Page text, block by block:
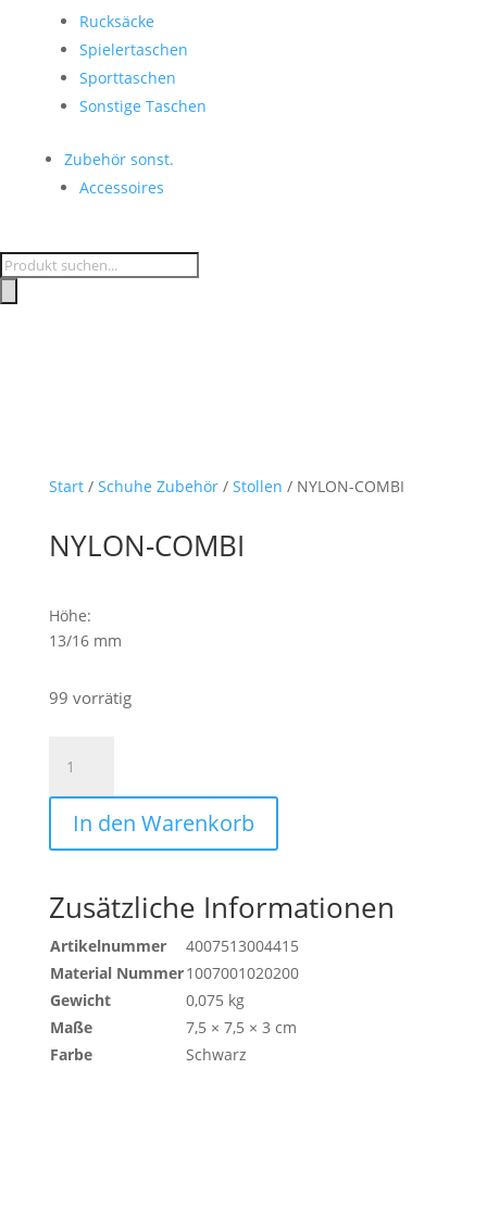
Rucksäcke
Spielertaschen
Sporttaschen
Sonstige Taschen
Zubehör sonst.
Accessoires
Products
Start/ Schuhe Zubehör/ Stollen / NYLON-COMBI
NYLON-COMBI
Höhe:
13/16 mm
99 vorrätig
COMBI
Menge
In den Warenkorb
Zusätzliche Informationen
Artikelnummer
4007513004415
Material Nummer1007001020200
Gewicht
0,075 kg
Maße
7,5 × 7,5 × 3 cm
Farbe
Schwarz